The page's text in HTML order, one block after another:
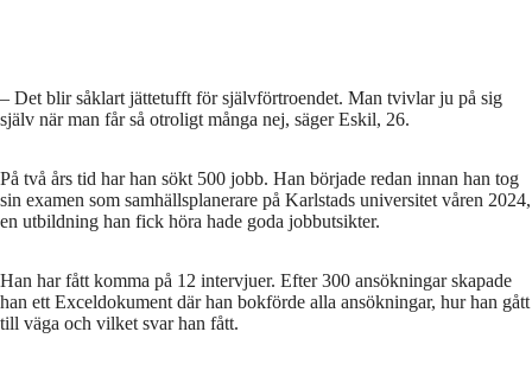
– Det blir såklart jättetufft för självförtroendet. Man tvivlar ju på sig
själv när man får så otroligt många nej, säger Eskil, 26.
På två års tid har han sökt 500 jobb. Han började redan innan han tog
sin examen som samhällsplanerare på Karlstads universitet våren 2024,
en utbildning han fick höra hade goda jobbutsikter.
Han har fått komma på 12 intervjuer. Efter 300 ansökningar skapade
han ett Exceldokument där han bokförde alla ansökningar, hur han gått
till väga och vilket svar han fått.